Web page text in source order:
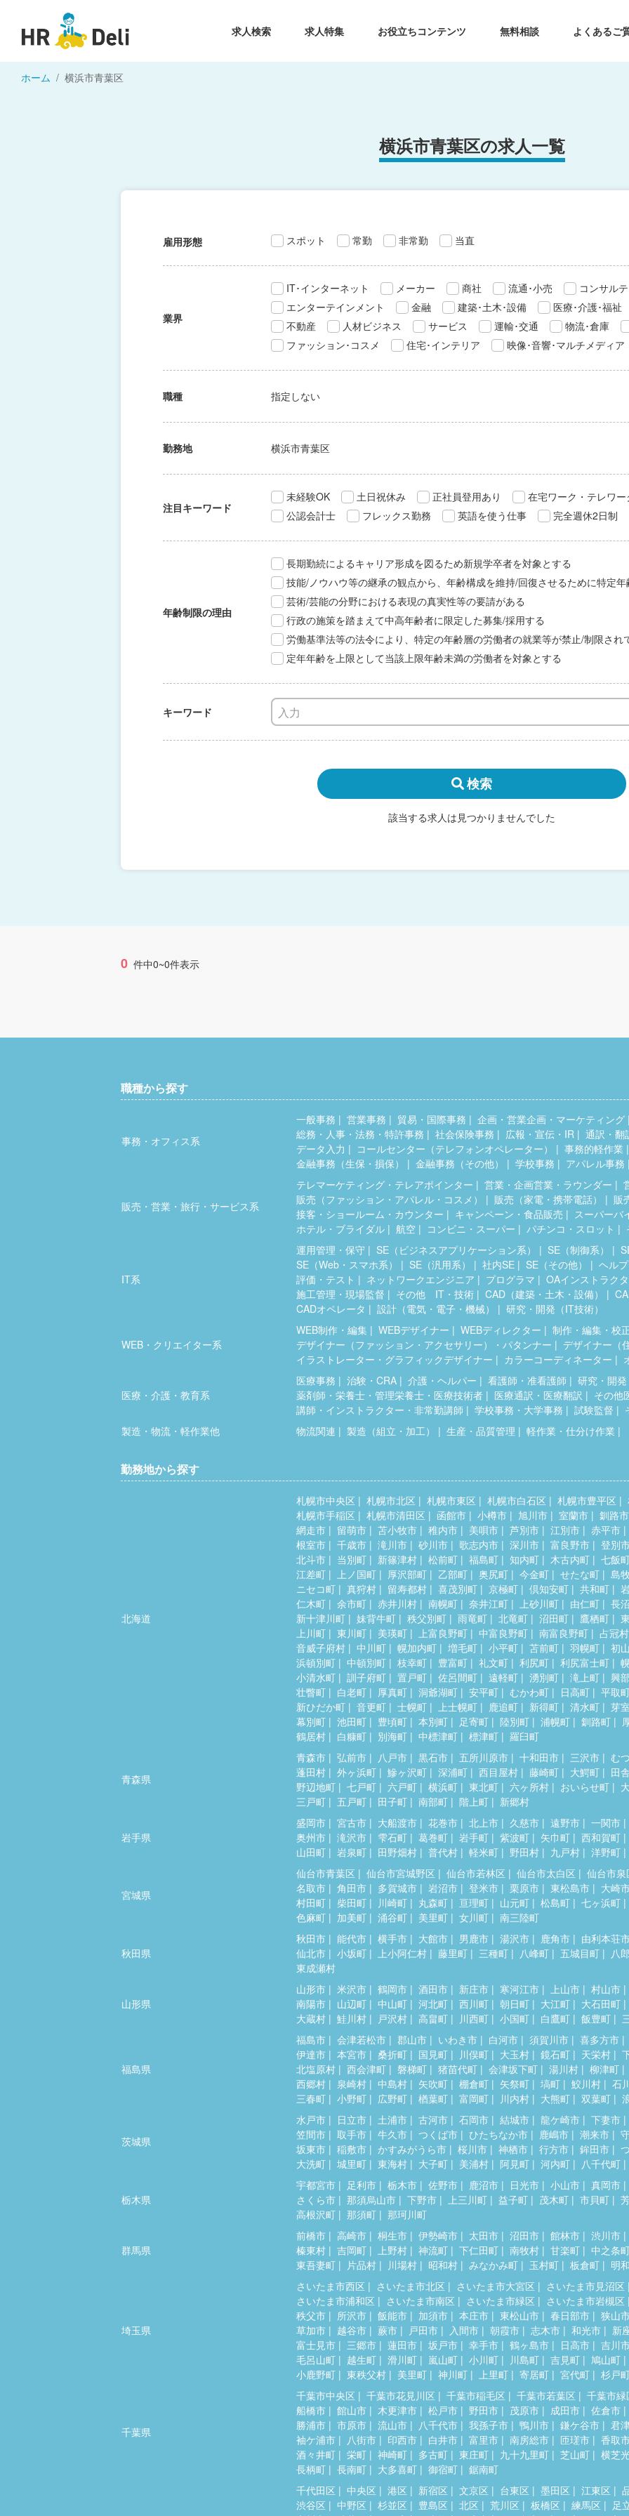
求人検索 求人特集 お役立ちコンテンツ 無料相談 よくあるご
ホーム 横浜市青葉区
横浜市青葉区の求人一覧
雇用形態 スポット 常勤 非常勤 当直
業界
IT･インターネット メーカー 商社 流通･小売
コンサル
エンターテインメント
金融 建築･土木･設備
医療･介護･福祉
不動産
人材ビジネス サービス 運輸･交通
物流･倉庫
ファッション･コスメ
住宅･インテリア 映像･音響･マルチメディア
職種 指定しない
勤務地 横浜市青葉区
注目キーワード
未経験OK 土日祝休み 正社員登用あり
在宅ワーク・テレワー
公認会計士
フレックス勤務 英語を使う仕事 完全週休2日制
年齢制限の理由
長期勤続によるキャリア形成を図るため新規学卒者を対象とする
技能/ノウハウ等の継承の観点から、年齢構成を維持/回復させるために特定
芸術/芸能の分野における表現の真実性等の要請がある
行政の施策を踏まえて中高年齢者に限定した募集/採用する
労働基準法等の法令により、特定の年齢層の労働者の就業等が禁止/制限され
定年年齢を上限として当該上限年齢未満の労働者を対象とする
キーワード
検索
該当する求人は見つかりませんでした
0 件中0~0件表示
職種から探す
事務・オフィス系
一般事務 営業事務 貿易・国際事務
企画・営業企画・マーケティング
総務・人事・法務・特許事務
社会保険事務 広報・宣伝・IR
通訳・翻
データ入力
コールセンター（テレフォンオペレーター）
事務的軽作業
金融事務（生保・損保）
金融事務（その他） 学校事務 アパレル事務
販売・営業・旅行・サービス系
テレマーケティング・テレアポインター 営業・企画営業・ラウンダー
販売（ファッション・アパレル・コスメ）
販売（家電・携帯電話）
販
接客・ショールーム・カウンター
キャンペーン・食品販売
スーパーバ
ホテル・ブライダル
航空 コンビニ・スーパー パチンコ・スロット
IT系
運用管理・保守 SE（ビジネスアプリケーション系） SE（制御系）
SE（Web・スマホ系）
SE（汎用系） 社内SE SE（その他）
ヘル
評価・テスト
ネットワークエンジニア プログラマ
OAインストラク
施工管理・現場監督
その他 IT・技術 CAD（建築・土木・設備）
CADオペレータ
設計（電気・電子・機械） 研究・開発（IT技術）
WEB・クリエイター系
WEB制作・編集 WEBデザイナー WEBディレクター
制作・編集・校
デザイナー（ファッション・アクセサリー）・パタンナー
デザイナー（
イラストレーター・グラフィックデザイナー
カラーコーディネーター
医療・介護・教育系
医療事務 治験・CRA 介護・ヘルパー 看護師・准看護師
研究・開
薬剤師・栄養士・管理栄養士・医療技術者
医療通訳・医療翻訳
その他
講師・インストラクター・非常勤講師
学校事務・大学事務 試験監督
製造・物流・軽作業他
物流関連 製造（組立・加工） 生産・品質管理 軽作業・仕分け作業
勤務地から探す
北海道
札幌市中央区 札幌市北区 札幌市東区 札幌市白石区 札幌市豊平区
札幌市手稲区
札幌市清田区 函館市 小樽市 旭川市 室蘭市
釧路市
網走市
留萌市 苫小牧市 稚内市 美唄市 芦別市 江別市
赤平市
根室市
千歳市 滝川市 砂川市 歌志内市 深川市 富良野市
登別
北斗市
当別町 新篠津村 松前町 福島町 知内町 木古内町
七飯
江差町
上ノ国町 厚沢部町 乙部町 奥尻町 今金町 せたな町
島
ニセコ町
真狩村 留寿都村 喜茂別町 京極町 倶知安町 共和町
仁木町
余市町 赤井川村 南幌町 奈井江町 上砂川町 由仁町
長
新十津川町
妹背牛町 秩父別町 雨竜町 北竜町 沼田町 鷹栖町
上川町
東川町 美瑛町 上富良野町 中富良野町 南富良野町
占冠村
音威子府村
中川町 幌加内町 増毛町 小平町 苫前町 羽幌町
初
浜頓別町
中頓別町 枝幸町 豊富町 礼文町 利尻町 利尻富士町
小清水町
訓子府町 置戸町 佐呂間町 遠軽町 湧別町 滝上町
興
壮瞥町
白老町 厚真町 洞爺湖町 安平町 むかわ町 日高町
平取
新ひだか町
音更町 士幌町 上士幌町 鹿追町 新得町 清水町
芽
幕別町
池田町 豊頃町 本別町 足寄町 陸別町 浦幌町 釧路町
鶴居村
白糠町 別海町 中標津町 標津町 羅臼町
青森県
青森市 弘前市 八戸市 黒石市 五所川原市 十和田市 三沢市
む
蓬田村
外ヶ浜町 鰺ヶ沢町 深浦町 西目屋村 藤崎町 大鰐町
田
野辺地町
七戸町 六戸町 横浜町 東北町 六ヶ所村 おいらせ町
三戸町
五戸町 田子町 南部町 階上町 新郷村
岩手県
盛岡市 宮古市 大船渡市 花巻市 北上市 久慈市 遠野市
一関市
奥州市
滝沢市 雫石町 葛巻町 岩手町 紫波町 矢巾町
西和賀町
山田町
岩泉町 田野畑村 普代村 軽米町 野田村 九戸村 洋野町
宮城県
仙台市青葉区 仙台市宮城野区 仙台市若林区 仙台市太白区
仙台市泉
名取市
角田市 多賀城市 岩沼市 登米市 栗原市 東松島市
大崎
村田町
柴田町 川崎町 丸森町 亘理町 山元町 松島町
七ヶ浜町
色麻町
加美町 涌谷町 美里町 女川町 南三陸町
秋田県
秋田市 能代市 横手市 大館市 男鹿市 湯沢市 鹿角市
由利本荘
仙北市
小坂町 上小阿仁村 藤里町 三種町 八峰町 五城目町
八
東成瀬村
山形県
山形市 米沢市 鶴岡市 酒田市 新庄市 寒河江市 上山市
村山市
南陽市
山辺町 中山町 河北町 西川町 朝日町 大江町
大石田町
大蔵村
鮭川村 戸沢村 高畠町 川西町 小国町 白鷹町 飯豊町
福島県
福島市 会津若松市 郡山市 いわき市 白河市 須賀川市
喜多方市
伊達市
本宮市 桑折町 国見町 川俣町 大玉村 鏡石町 天栄村
北塩原村
西会津町 磐梯町 猪苗代町 会津坂下町 湯川村
柳津町
西郷村
泉崎村 中島村 矢吹町 棚倉町 矢祭町 塙町 鮫川村
石
三春町
小野町 広野町 楢葉町 富岡町 川内村 大熊町 双葉町
茨城県
水戸市 日立市 土浦市 古河市 石岡市 結城市 龍ケ崎市
下妻市
笠間市
取手市 牛久市 つくば市 ひたちなか市 鹿嶋市 潮来市
坂東市
稲敷市 かすみがうら市 桜川市 神栖市 行方市 鉾田市
大洗町
城里町 東海村 大子町 美浦村 阿見町 河内町 八千代町
栃木県
宇都宮市 足利市 栃木市 佐野市 鹿沼市 日光市 小山市
真岡市
さくら市
那須烏山市 下野市 上三川町 益子町 茂木町 市貝町
高根沢町
那須町 那珂川町
群馬県
前橋市 高崎市 桐生市 伊勢崎市 太田市 沼田市 館林市
渋川市
榛東村
吉岡町 上野村 神流町 下仁田町 南牧村 甘楽町
中之条
東吾妻町
片品村 川場村 昭和村 みなかみ町 玉村町 板倉町 明
埼玉県
さいたま市西区 さいたま市北区 さいたま市大宮区
さいたま市見沼区
さいたま市浦和区
さいたま市南区 さいたま市緑区
さいたま市岩槻区
秩父市
所沢市 飯能市 加須市 本庄市 東松山市 春日部市
狭山
草加市
越谷市 蕨市 戸田市 入間市 朝霞市 志木市 和光市
新
富士見市
三郷市 蓮田市 坂戸市 幸手市 鶴ヶ島市 日高市
吉川
毛呂山町
越生町 滑川町 嵐山町 小川町 川島町 吉見町
鳩山町
小鹿野町
東秩父村 美里町 神川町 上里町 寄居町 宮代町 杉戸
千葉県
千葉市中央区 千葉市花見川区 千葉市稲毛区 千葉市若葉区
千葉市緑
船橋市
館山市 木更津市 松戸市 野田市 茂原市 成田市
佐倉市
勝浦市
市原市 流山市 八千代市 我孫子市 鴨川市 鎌ケ谷市
君
袖ケ浦市
八街市 印西市 白井市 富里市 南房総市 匝瑳市
香取
酒々井町
栄町 神崎町 多古町 東庄町 九十九里町 芝山町
横芝
長柄町
長南町 大多喜町 御宿町
鋸南町
千代田区
中央区 港区 新宿区 文京区 台東区 墨田区 江東区
渋谷区
中野区 杉並区 豊島区 北区 荒川区 板橋区 練馬区
足